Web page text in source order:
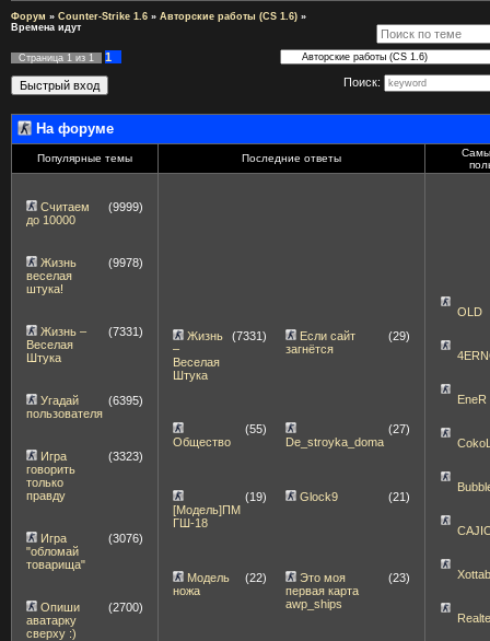
Форум » Counter-Strike 1.6 » Авторские работы (CS 1.6) »
Времена идут
Страница 1 из 1
1
Поиск:
На форуме
Популярные темы Последние ответы
Считаем
до 10000
(9999)
Жизнь
веселая
штука!
(9978)
Жизнь –
Веселая
Штука
(7331)
Угадай
пользователя
(6395)
Игра
говорить
только
правду
(3323)
Игра
"обломай
товарища"
(3076)
Опиши
аватарку
сверху :)
(2700)
Жизнь
–
Веселая
Штука
(7331)
Если сайт
загнётся
(29)
Общество
(55)
De_stroyka_doma
(27)
[Модель]ПМ
ГШ-18
(19) Glock9 (21)
Модель
ножа
(22)
Это моя
первая карта
awp_ships
(23)
OLD
EneR